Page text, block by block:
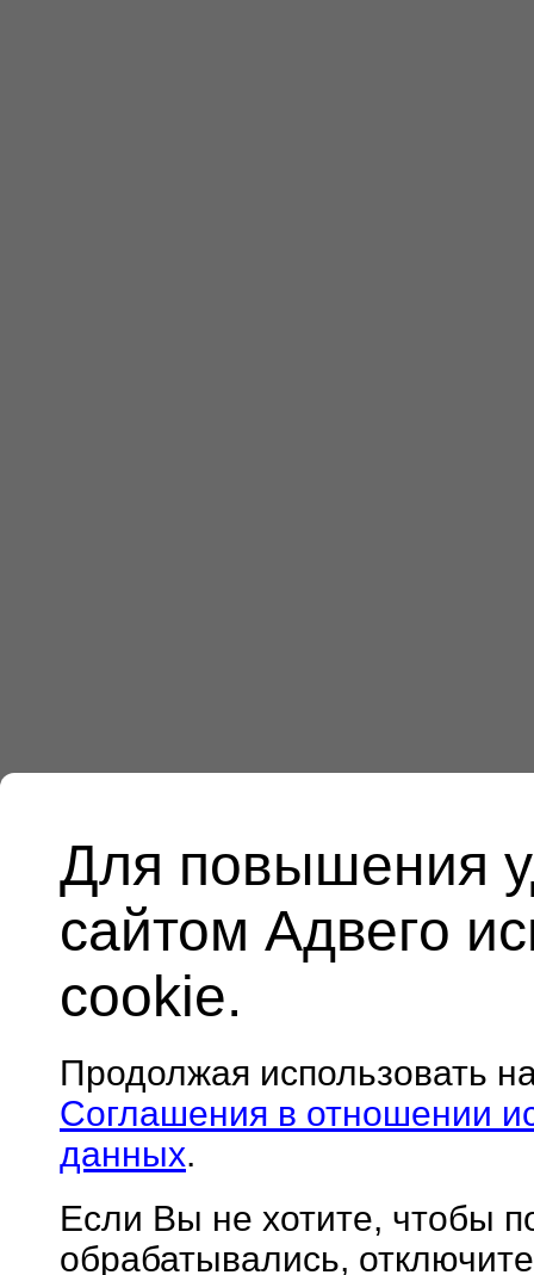
Для повышения
сайтом Адвего
cookie.
Продолжая использовать
Соглашения в отношении
данных.
Если Вы не хотите, чтобы
обрабатывались,